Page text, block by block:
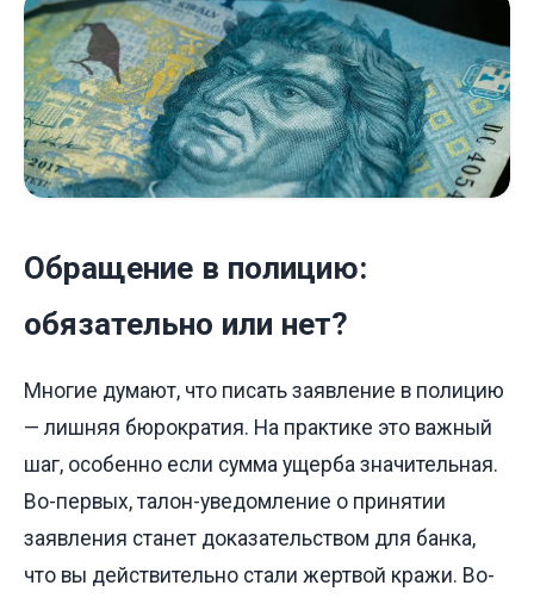
Обращение в полицию:
обязательно или нет?
Многие думают, что писать заявление в полицию
— лишняя бюрократия. На практике это важный
шаг, особенно если сумма ущерба значительная.
Во-первых, талон-уведомление о принятии
заявления станет доказательством для банка,
что вы действительно стали жертвой кражи. Во-